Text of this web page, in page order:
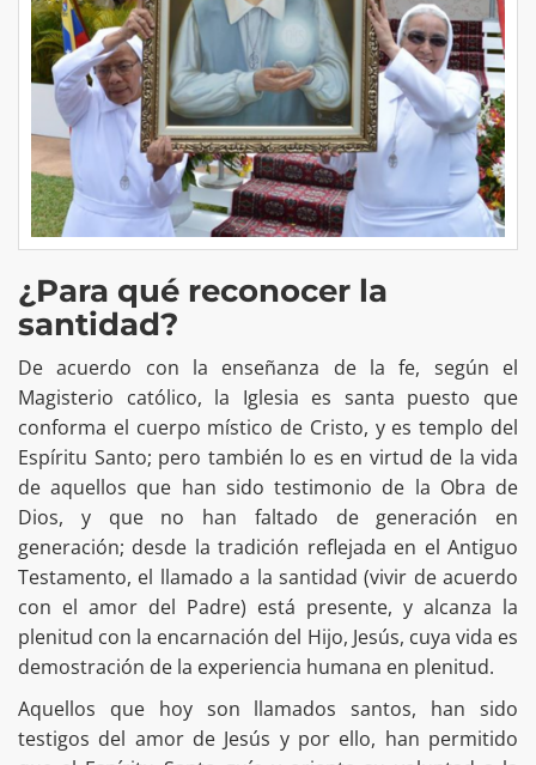
¿Para qué reconocer la
santidad?
De acuerdo con la enseñanza de la fe, según el
Magisterio católico, la Iglesia es santa puesto que
conforma el cuerpo místico de Cristo, y es templo del
Espíritu Santo; pero también lo es en virtud de la vida
de aquellos que han sido testimonio de la Obra de
Dios, y que no han faltado de generación en
generación; desde la tradición reflejada en el Antiguo
Testamento, el llamado a la santidad (vivir de acuerdo
con el amor del Padre) está presente, y alcanza la
plenitud con la encarnación del Hijo, Jesús, cuya vida es
demostración de la experiencia humana en plenitud.
Aquellos que hoy son llamados santos, han sido
testigos del amor de Jesús y por ello, han permitido